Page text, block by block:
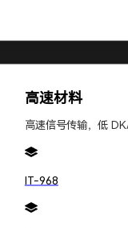
高速材料
高速信号传输，低
IT-968
部顾客的抱怨，
问题。
部和外部顾客隔